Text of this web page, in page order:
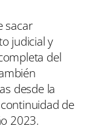
sacar
judicial y
del
desde la
de
2023.